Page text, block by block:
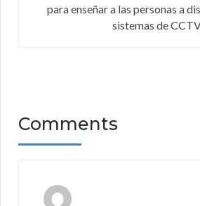
para enseñar a las personas a
sistemas de
Comments